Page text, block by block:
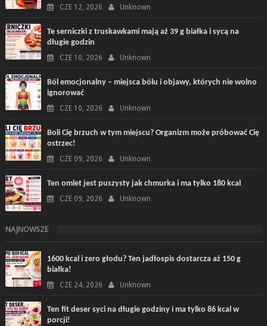
CZE 12, 2026 Unknown
Te serniczki z truskawkami mają aż 39 g białka i sycą na
długie godzin
CZE 10, 2026 Unknown
Ból emocjonalny – miejsca bólu i objawy, których nie wolno
ignorować
CZE 10, 2026 Unknown
Boli Cię brzuch w tym miejscu? Organizm może próbować Cię
ostrzec!
CZE 09, 2026 Unknown
Ten omlet jest puszysty jak chmurka i ma tylko 180 kcal
CZE 09, 2026 Unknown
NAJNOWSZE
1600 kcal i zero głodu? Ten jadłospis dostarcza aż 150 g
białka!
CZE 24, 2026 Unknown
Ten fit deser syci na długie godziny i ma tylko 86 kcal w
porcji!